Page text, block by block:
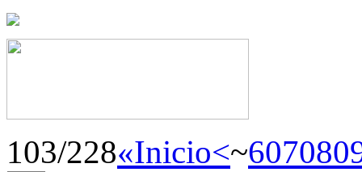
103/228«Inicio<~607080